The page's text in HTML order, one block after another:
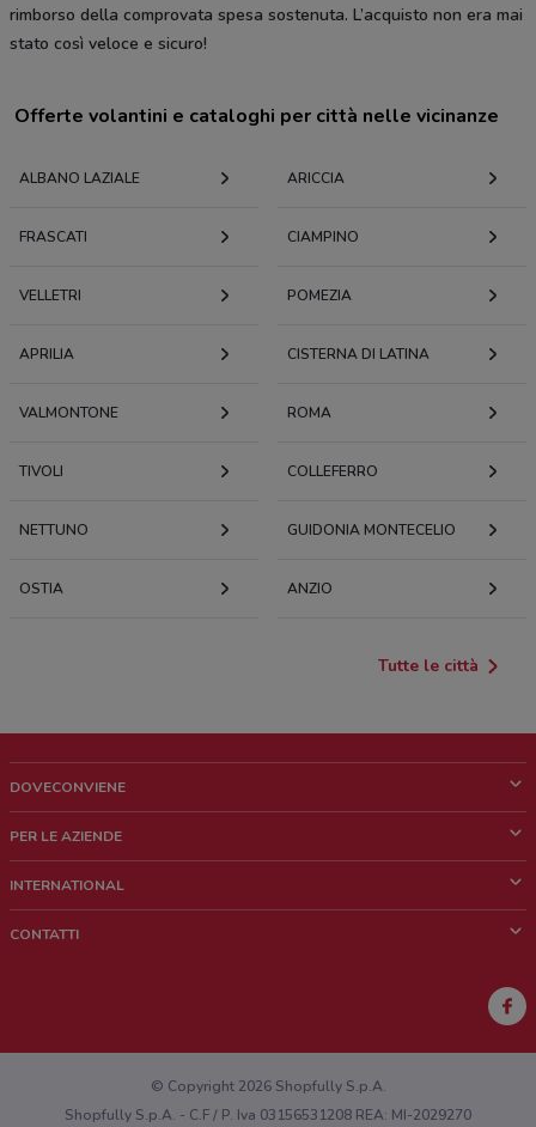
rimborso della comprovata spesa sostenuta. L’acquisto non era mai
stato così veloce e sicuro!
Offerte volantini e cataloghi per città nelle vicinanze
ALBANO LAZIALE ARICCIA
FRASCATI CIAMPINO
VELLETRI POMEZIA
APRILIA CISTERNA DI LATINA
VALMONTONE ROMA
TIVOLI COLLEFERRO
NETTUNO GUIDONIA MONTECELIO
OSTIA ANZIO
Tutte le città
DOVECONVIENE
Chi siamo
Lavora con noi
PER LE AZIENDE
Richieste commerciali e marketing
INTERNATIONAL
CONTATTI
Hai un malfunzionamento sul web o sull'app?
© Copyright 2026 Shopfully S.p.A.
Shopfully S.p.A. - C.F / P. Iva 03156531208 REA: MI-2029270